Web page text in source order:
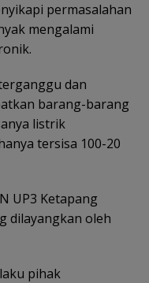
permasalahan
mengalami
dan
barang-barang
listrik
tersisa 100-20
UP3 Ketapang
dilayangkan oleh
pihak